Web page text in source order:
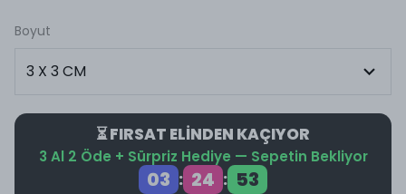
Boyut
⏳ FIRSAT ELİNDEN KAÇIYOR
3 Al 2 Öde + Sürpriz Hediye — Sepetin Bekliyor
03 : 24 : 52